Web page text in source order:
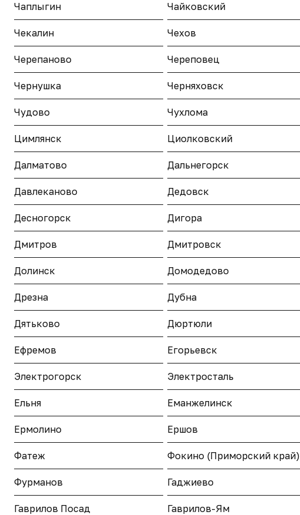
Чаплыгин Чайковский
Чекалин Чехов
Черепаново Череповец
Чернушка Черняховск
Чудово Чухлома
Цимлянск Циолковский
Далматово Дальнегорск
Давлеканово Дедовск
Десногорск Дигора
Дмитров Дмитровск
Долинск Домодедово
Дрезна Дубна
Дятьково Дюртюли
Ефремов Егорьевск
Электрогорск Электросталь
Ельня Еманжелинск
Ермолино Ершов
Фатеж Фокино (Приморский край)
Фурманов Гаджиево
Гаврилов Посад Гаврилов-Ям